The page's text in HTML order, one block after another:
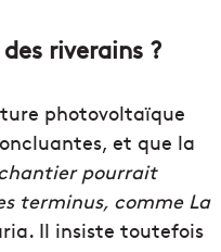
riverains ?
photovoltaïque
et que la
pourrait
terminus, comme La
Il insiste toutefois